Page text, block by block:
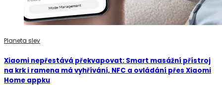
Planeta slev
Xiaomi nepřestává překvapovat: Smart masážní přístroj
na krk i ramena má vyhřívání, NFC a ovládání přes Xiaomi
Home appku